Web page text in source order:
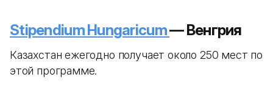
Stipendium Hungaricum— Венгрия
Казахстан ежегодно получает около 250 мест по
этой программе.